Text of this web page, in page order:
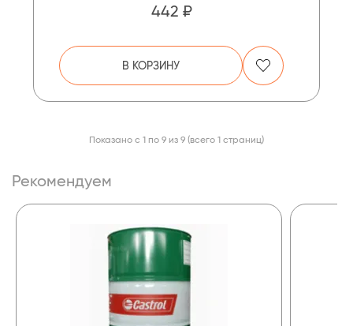
442 ₽
В КОРЗИНУ
Показано с 1 по 9 из 9 (всего 1 страниц)
Рекомендуем